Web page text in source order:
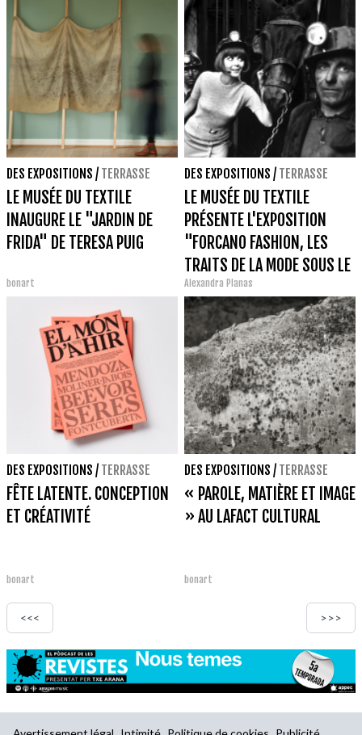
DES EXPOSITIONS / TERRASSE
LE MUSÉE DU TEXTILE
INAUGURE LE "JARDIN DE
FRIDA" DE TERESA PUIG
bonart
DES EXPOSITIONS / TERRASSE
LE MUSÉE DU TEXTILE
PRÉSENTE L'EXPOSITION
"FORCANO FASHION, LES
TRAITS DE LA MODE SOUS LE
REGARD BRILLANT D'EUGENI
FORCANO"
Alexandra Planas
DES EXPOSITIONS / TERRASSE
FÊTE LATENTE. CONCEPTION
ET CRÉATIVITÉ
bonart
DES EXPOSITIONS / TERRASSE
« PAROLE, MATIÈRE ET IMAGE
» AU LAFACT CULTURAL
bonart
<<< >>>